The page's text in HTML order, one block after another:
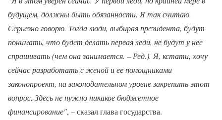
будущем, должны быть обязанности. Я так считаю.
Серьезно говорю. Тогда люди, выбирая президента, будут
понимать, что будет делать первая леди, не будут у нее
спрашивать (чем она занимается. – Ред.). Я, кстати, хочу
сейчас разработать с женой и ее помощниками
законопроект, на законодательном уровне закрепить этот
вопрос. Здесь не нужно никакое бюджетное
финансирование", – сказал глава государства.